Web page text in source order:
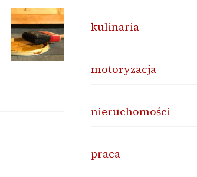
kulinaria
motoryzacja
nieruchomości
praca